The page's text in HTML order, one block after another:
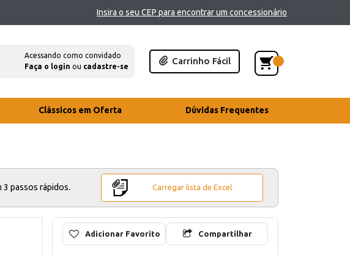
Insira o seu CEP para encontrar um concessionário
Acessando como convidado
Faça o login ou cadastre-se
Carrinho Fácil
Clássicos em Oferta Dúvidas Frequentes
3 passos rápidos. Carregar lista de Excel
Adicionar Favorito Compartilhar